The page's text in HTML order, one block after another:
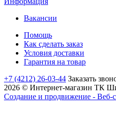
Вакансии
Помощь
Как сделать заказ
Условия доставки
Гарантия на товар
+7 (4212) 26-03-44 Заказать
2026 © Интернет-магазин ТК
Создание и продвижение -